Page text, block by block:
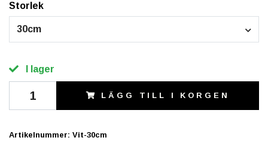
Storlek
30cm
I lager
LÄGG TILL I KORGEN
Artikelnummer: Vit-30cm